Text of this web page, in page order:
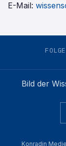
E-Mail:
Bild der
Konradin